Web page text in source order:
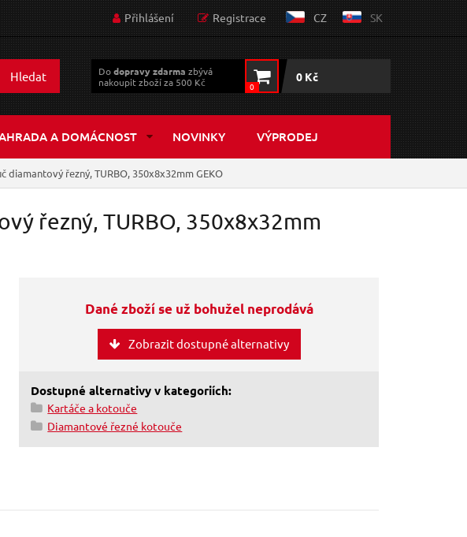
Přihlášení Registrace CZ SK
Hledat Dodopravy zdarma zbývá
nakoupit zboží za 500 Kč
0
0 Kč
A DOMÁCNOST NOVINKY VÝPRODEJ
diamantový řezný, TURBO, 350x8x32mm GEKO
řezný, TURBO, 350x8x32mm
Dané zboží se už bohužel neprodává
Zobrazit dostupné alternativy
Dostupné alternativy v kategoriích:
Kartáče a kotouče
Diamantové řezné kotouče